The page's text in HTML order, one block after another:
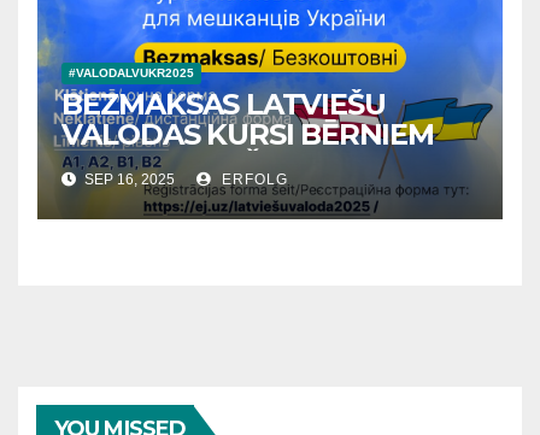
#VALODALVUKR2025
BEZMAKSAS LATVIEŠU
VALODAS KURSI BĒRNIEM
UN PIEAUGUŠAJIEM NO
UKRAINAS
SEP 16, 2025 ERFOLG
YOU MISSED